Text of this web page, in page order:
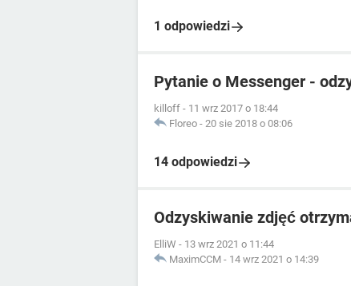
1 odpowiedzi
Pytanie o Messenger -
killoff - 11 wrz 2017 o 18:44
Floreo - 20 sie 2018 o 08:06
14 odpowiedzi
Odzyskiwanie zdjęć
ElliW - 13 wrz 2021 o 11:44
MaximCCM - 14 wrz 2021 o 14:39